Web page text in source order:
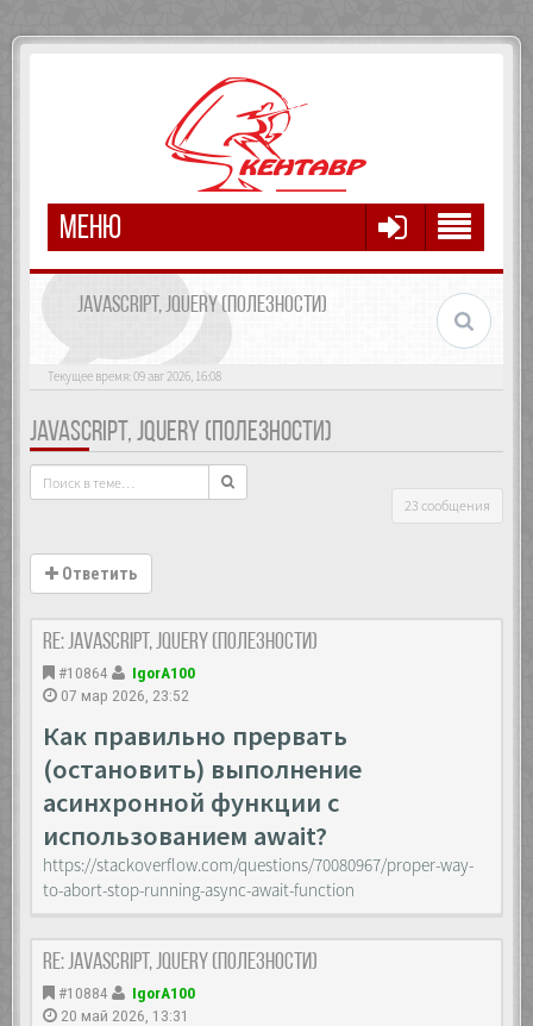
МЕНЮ
JAVASCRIPT, JQUERY (ПОЛЕЗНОСТИ)
Текущее время: 09 авг 2026, 16:08
JAVASCRIPT, JQUERY (ПОЛЕЗНОСТИ)
23 сообщения
Ответить
Re: JavaScript, Jquery (полезности)
#10864
IgorA100
07 мар 2026, 23:52
Как правильно прервать
(остановить) выполнение
асинхронной функции с
использованием await?
https://stackoverflow.com/questions/70080967/proper-way-
to-abort-stop-running-async-await-function
Re: JavaScript, Jquery (полезности)
#10884
IgorA100
20 май 2026, 13:31